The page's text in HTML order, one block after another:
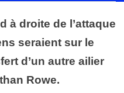
à droite de l’attaque
seraient sur le
d’un autre ailier
Rowe.